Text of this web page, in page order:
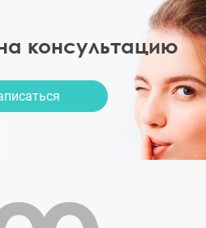
консультацию